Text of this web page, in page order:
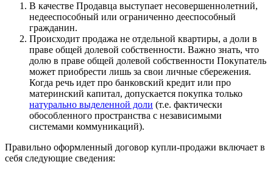
В качестве Продавца выступает несовершеннолетний,
недееспособный или ограниченно дееспособный
гражданин.
Происходит продажа не отдельной квартиры, а доли в
праве общей долевой собственности. Важно знать, что
долю в праве общей долевой собственности Покупатель
может приобрести лишь за свои личные сбережения.
Когда речь идет про банковский кредит или про
материнский капитал, допускается покупка только
натурально выделенной доли (т.е. фактически
обособленного пространства с независимыми
системами коммуникаций).
Правильно оформленный договор купли-продажи включает в
себя следующие сведения: